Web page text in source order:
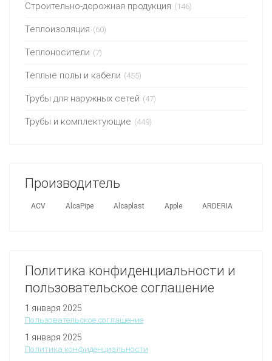
Строительно-дорожная продукция (146)
Теплоизоляция (60)
Теплоносители (7)
Теплые полы и кабели (455)
Трубы для наружных сетей (47)
Трубы и комплектующие (449)
Производитель
ACV AlcaPipe Alcaplast Apple ARDERIA
Политика конфиденциальности и
пользовательское соглашение
1 января 2025
Пользовательское соглашение
1 января 2025
Политика конфиденциальности